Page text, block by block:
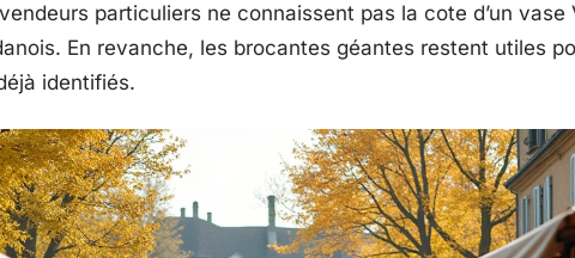
particuliers ne connaissent pas la cote d’un vase
En revanche, les brocantes géantes restent utiles
identifiés.